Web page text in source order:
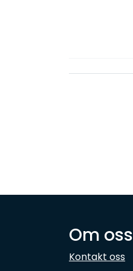
Om oss
Kontakt oss